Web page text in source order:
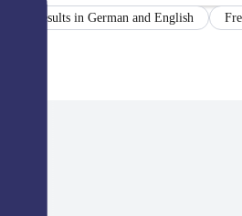
Results in German and English